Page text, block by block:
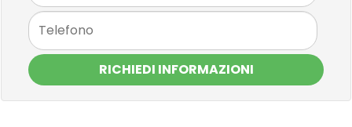
RICHIEDI INFORMAZIONI